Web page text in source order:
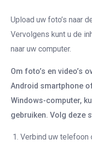
Upload uw foto’s naar
Vervolgens kunt u de
naar uw computer.
Om foto’s en video’s
Android smartphone
Windows-computer,
gebruiken. Volg deze
Verbind uw telefoon